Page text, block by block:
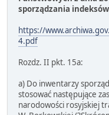
sporządzania
https://
4.pdf
Rozdz. II pkt. 15a:
a) Do inwentarzy
stosować następujące
narodowości rosyjskiej